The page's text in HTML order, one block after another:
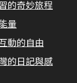
的奇妙旅程
量
動的自由
的日記與感